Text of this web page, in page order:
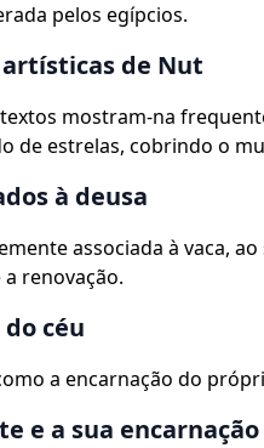
pelos egípcios.
de Nut
mostram-na
de estrelas, cobrindo o
à deusa
associada à vaca,
renovação.
céu
a encarnação do
e a sua